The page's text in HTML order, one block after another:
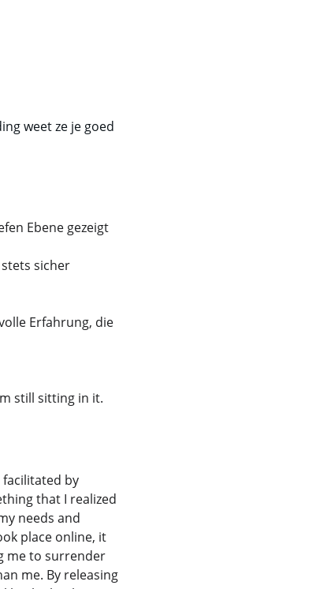
weet ze je goed
Ebene gezeigt
sicher
Erfahrung, die
still sitting in it.
by
that I realized
needs and
place online, it
me to surrender
me. By releasing